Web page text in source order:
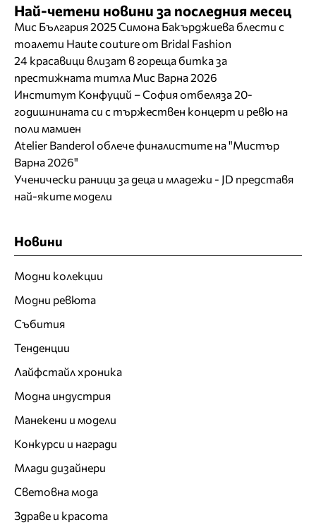
Най-четени новини за последния месец
Мис България 2025 Симона Бакърджиева блести с
тоалети Haute couture от Bridal Fashion
24 красавици влизат в гореща битка за
престижната титла Мис Варна 2026
Институт Конфуций – София отбеляза 20-
годишнината си с тържествен концерт и ревю на
поли мамиен
Atelier Banderol облече финалистите на "Мистър
Варна 2026"
Ученически раници за деца и младежи - JD представя
най-яките модели
Новини
Модни колекции
Модни ревюта
Събития
Тенденции
Лайфстайл хроника
Модна индустрия
Манекени и модели
Конкурси и награди
Млади дизайнери
Световна мода
Здраве и красота